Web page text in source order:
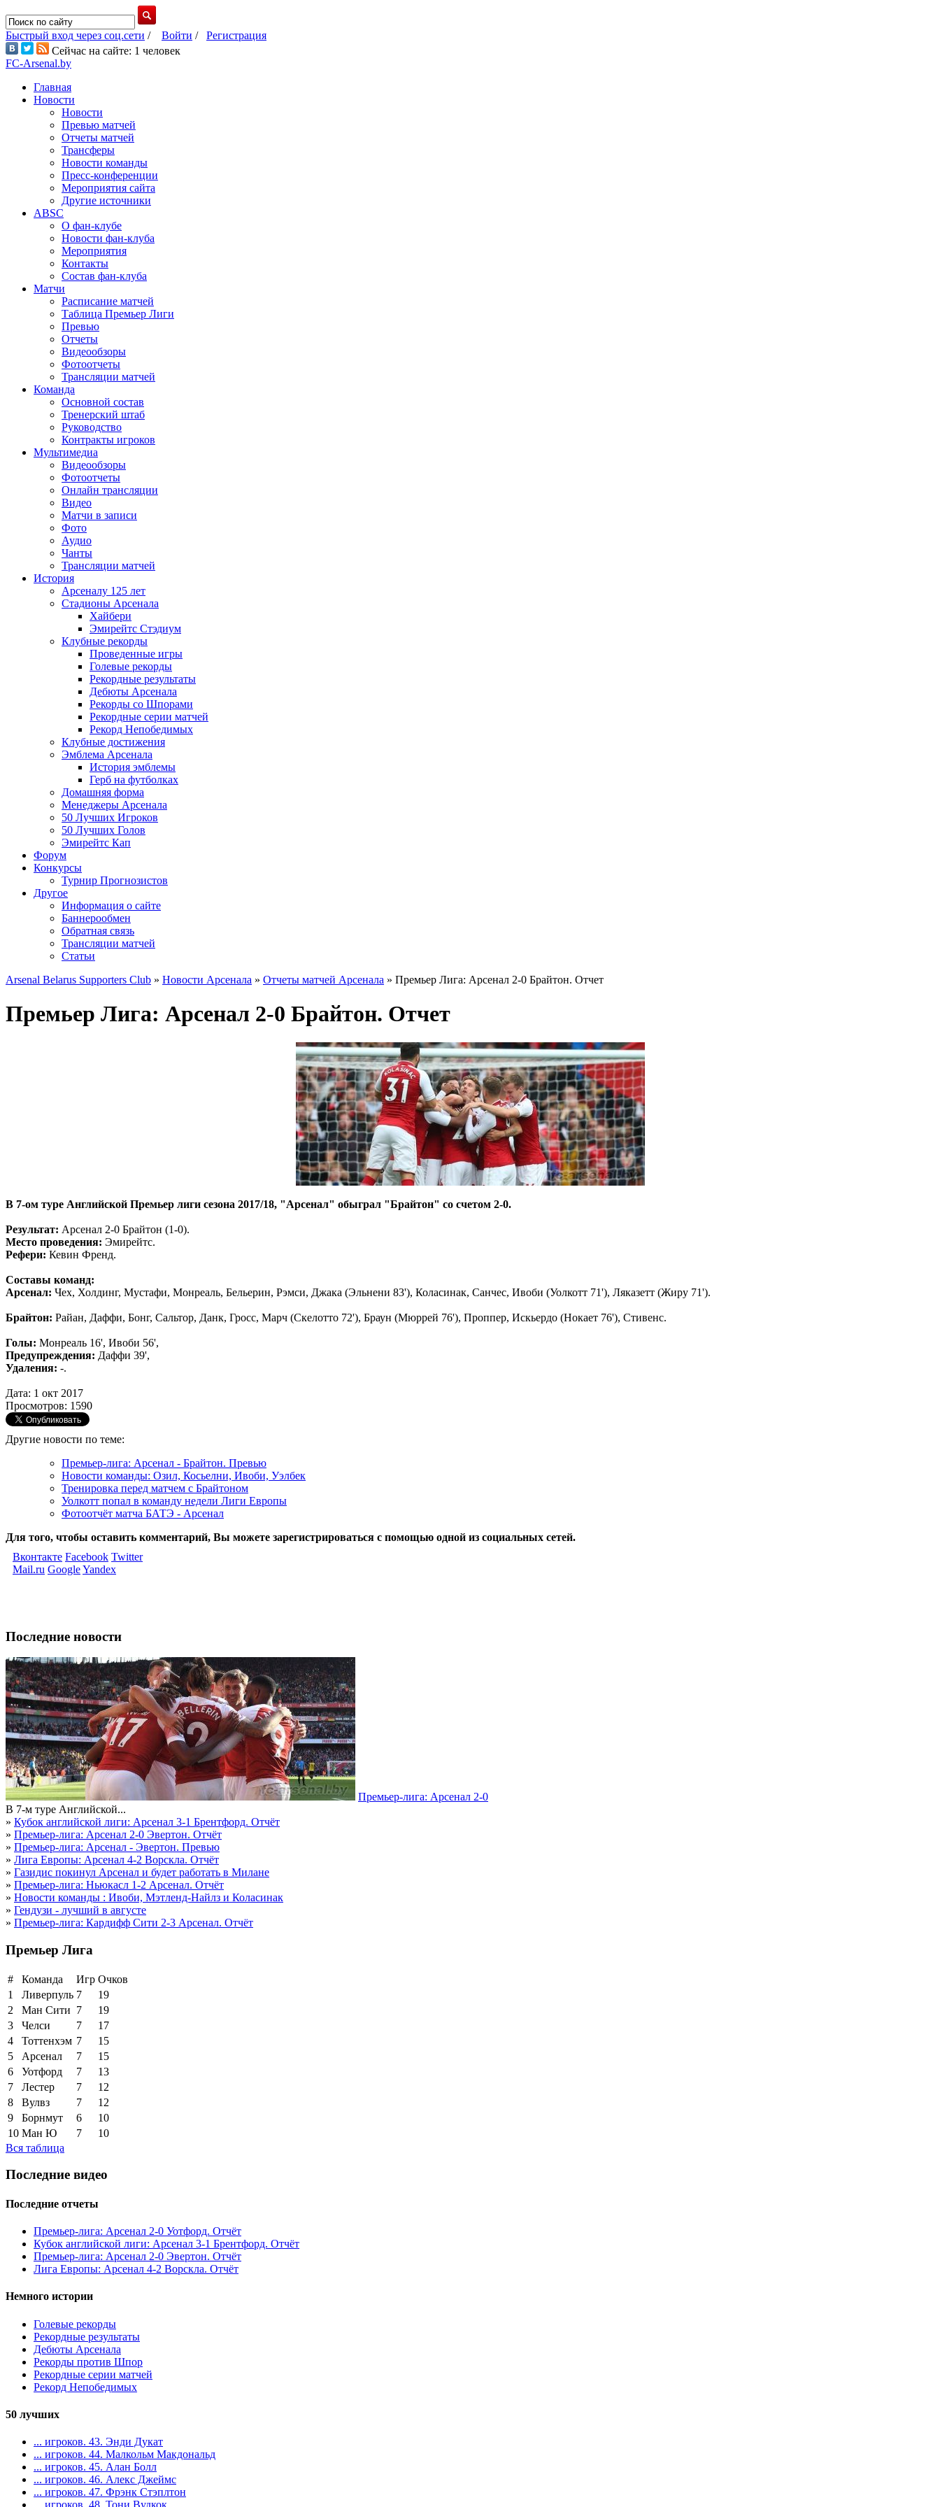
Быстрый вход через соц.сети / Войти / Регистрация
Сейчас на сайте: 1 человек
FC-Arsenal.by
Главная
Новости
Новости
Превью матчей
Отчеты матчей
Трансферы
Новости команды
Пресс-конференции
Мероприятия сайта
Другие источники
ABSC
О фан-клубе
Новости фан-клуба
Мероприятия
Контакты
Состав фан-клуба
Матчи
Расписание матчей
Таблица Премьер Лиги
Превью
Отчеты
Видеообзоры
Фотоотчеты
Трансляции матчей
Команда
Основной состав
Тренерский штаб
Руководство
Контракты игроков
Мультимедиа
Видеообзоры
Фотоотчеты
Онлайн трансляции
Видео
Матчи в записи
Фото
Аудио
Чанты
Трансляции матчей
История
Арсеналу 125 лет
Стадионы Арсенала
Хайбери
Эмирейтс Стэдиум
Клубные рекорды
Проведенные игры
Голевые рекорды
Рекордные результаты
Дебюты Арсенала
Рекорды со Шпорами
Рекордные серии матчей
Рекорд Непобедимых
Клубные достижения
Эмблема Арсенала
История эмблемы
Герб на футболках
Домашняя форма
Менеджеры Арсенала
50 Лучших Игроков
50 Лучших Голов
Эмирейтс Кап
Форум
Конкурсы
Турнир Прогнозистов
Другое
Информация о сайте
Баннерообмен
Обратная связь
Трансляции матчей
Статьи
Arsenal Belarus Supporters Club » Новости Арсенала » Отчеты матчей Арсенала » Премьер Лига: Арсенал 2-0 Брайтон. Отчет
Премьер Лига: Арсенал 2-0 Брайтон. Отчет
В 7-ом туре Английской Премьер лиги сезона 2017/18, "Арсенал" обыграл "Брайтон" со счетом 2-0.
Результат: Арсенал 2-0 Брайтон (1-0).
Место проведения: Эмирейтс.
Рефери: Кевин Френд.
Составы команд:
Арсенал: Чех, Холдинг, Мустафи, Монреаль, Бельерин, Рэмси, Джака (Эльнени 83'), Коласинак, Санчес, Ивоби (Уолкотт 71'), Ляказетт (Жиру 71').
Брайтон: Райан, Даффи, Бонг, Сальтор, Данк, Гросс, Марч (Скелотто 72'), Браун (Мюррей 76'), Проппер, Искьердо (Нокает 76'), Стивенс.
Голы: Монреаль 16', Ивоби 56',
Предупреждения: Даффи 39',
Удаления: -.
Дата: 1 окт 2017
Просмотров: 1590
Другие новости по теме:
Премьер-лига: Арсенал - Брайтон. Превью
Новости команды: Озил, Косьелни, Ивоби, Уэлбек
Тренировка перед матчем с Брайтоном
Уолкотт попал в команду недели Лиги Европы
Фотоотчёт матча БАТЭ - Арсенал
Для того, чтобы оставить комментарий, Вы можете зарегистрироваться с помощью одной из социальных сетей.
Вконтакте Facebook Twitter
Mail.ru GoogleYandex
Последние новости
Премьер-лига: Арсенал 2-0
В 7-м туре Английской...
» Кубок английской лиги: Арсенал 3-1 Брентфорд. Отчёт
» Премьер-лига: Арсенал 2-0 Эвертон. Отчёт
» Премьер-лига: Арсенал - Эвертон. Превью
» Лига Европы: Арсенал 4-2 Ворскла. Отчёт
» Газидис покинул Арсенал и будет работать в Милане
» Премьер-лига: Ньюкасл 1-2 Арсенал. Отчёт
» Новости команды : Ивоби, Мэтленд-Найлз и Коласинак
» Гендузи - лучший в августе
» Премьер-лига: Кардифф Сити 2-3 Арсенал. Отчёт
Премьер Лига
# Команда Игр Очков
1
Ливерпуль 7
19
2
Ман Сити 7
19
3
Челси 7
17
4
Тоттенхэм 7
15
5
Арсенал 7
15
6
Уотфорд 7
13
7
Лестер 7
12
8
Вулвз 7
12
9
Борнмут 6
10
10 Ман Ю 7
10
Вся таблица
Последние видео
Последние отчеты
Премьер-лига: Арсенал 2-0 Уотфорд. Отчёт
Кубок английской лиги: Арсенал 3-1 Брентфорд. Отчёт
Премьер-лига: Арсенал 2-0 Эвертон. Отчёт
Лига Европы: Арсенал 4-2 Ворскла. Отчёт
Немного истории
Голевые рекорды
Рекордные результаты
Дебюты Арсенала
Рекорды против Шпор
Рекордные серии матчей
Рекорд Непобедимых
50 лучших
... игроков. 43. Энди Дукат
... игроков. 44. Малкольм Макдональд
... игроков. 45. Алан Болл
... игроков. 46. Алекс Джеймс
... игроков. 47. Фрэнк Стэплтон
... игроков. 48. Тони Вудкок